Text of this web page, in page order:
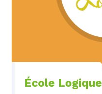
École Logique